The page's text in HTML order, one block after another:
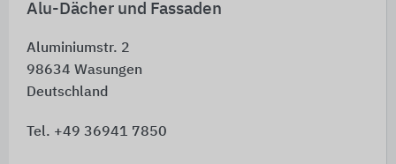
Alu-Dächer und Fassaden
Aluminiumstr. 2
98634 Wasungen
Deutschland
Tel. +49 36941 7850